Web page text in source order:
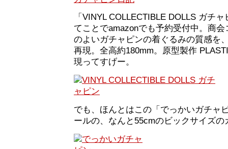
「VINYL COLLECTIBLE DOLLS ガチ
てことでamazonでも予約受付中。商
のよいガチャピンの着ぐるみの質感を
再現。全高約180mm。原型製作
現ってすげー。
でも、ほんとはこの「でっかいガチャ
ールの、なんと55cmのビックサイズ